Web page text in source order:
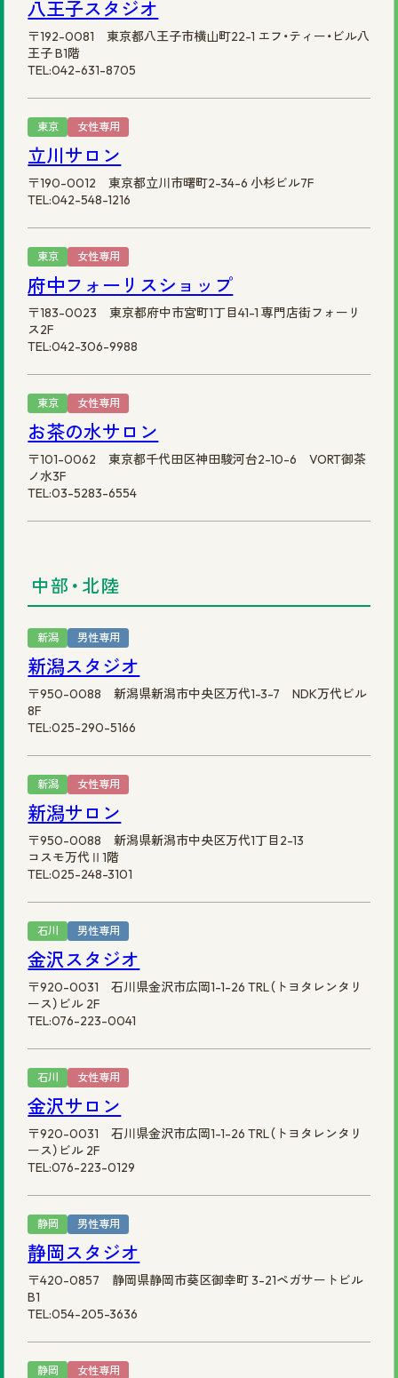
八王子スタジオ
〒192-0081 東京都八王子市横山町22-1 エフ・ティー・ビル八
王子 B1階
TEL:042-631-8705
東京 女性専用
立川サロン
〒190-0012 東京都立川市曙町2-34-6 小杉ビル7F
TEL:042-548-1216
東京 女性専用
府中フォーリスショップ
〒183-0023 東京都府中市宮町1丁目41-1 専門店街フォーリ
ス2F
TEL:042-306-9988
東京 女性専用
お茶の水サロン
〒101-0062 東京都千代田区神田駿河台2-10-6 VORT御茶
ノ水3F
TEL:03-5283-6554
中部・北陸
新潟 男性専用
新潟スタジオ
〒950-0088 新潟県新潟市中央区万代1-3-7 NDK万代ビル
8F
TEL:025-290-5166
新潟 女性専用
新潟サロン
〒950-0088 新潟県新潟市中央区万代1丁目2-13
コスモ万代Ⅱ1階
TEL:025-248-3101
石川 男性専用
金沢スタジオ
〒920-0031 石川県金沢市広岡1-1-26 TRL（トヨタレンタリ
ース）ビル 2F
TEL:076-223-0041
石川 女性専用
金沢サロン
〒920-0031 石川県金沢市広岡1-1-26 TRL（トヨタレンタリ
ース）ビル 2F
TEL:076-223-0129
静岡 男性専用
静岡スタジオ
〒420-0857 静岡県静岡市葵区御幸町 3-21ペガサートビル
B1
TEL:054-205-3636
静岡 女性専用